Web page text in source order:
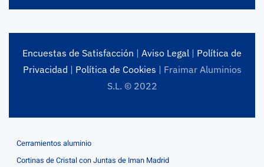
Encuestas de Satisfacción | Aviso Legal | Política de
Privacidad | Política de Cookies | Fraimar Aluminios
S.L. © 2022
Cerramientos aluminio
Cortinas de Cristal con Juntas de Iman Madrid